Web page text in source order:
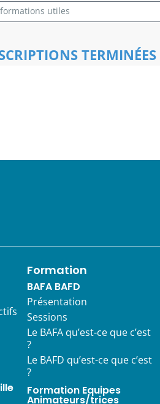
TERMINÉES
Formation
BAFA BAFD
Présentation
Sessions
Le BAFA qu’est-ce que c’est
?
Le BAFD qu’est-ce que c’est
?
Formation Equipes
Animateurs/trices